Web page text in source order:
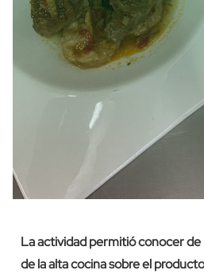
La actividad permitió conocer
de la alta cocina sobre el